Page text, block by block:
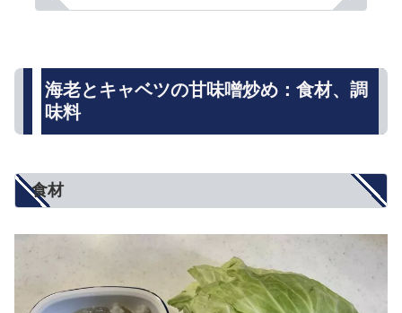
海老とキャベツの甘味噌炒め：食材、調
味料
食材